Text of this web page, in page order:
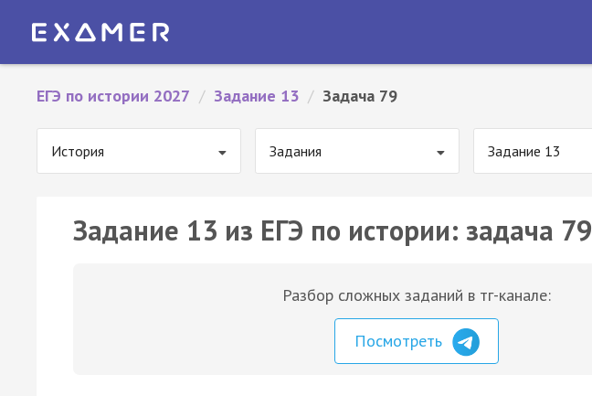
ЕГЭ по истории 2027 / Задание 13 / Задача 79
История Задания Задание 13
Задание 13 из ЕГЭ по истории: задача 79
Разбор сложных заданий в тг-канале:
Посмотреть